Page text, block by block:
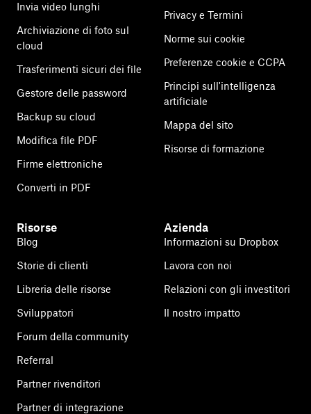
Invia video lunghi
Archiviazione di foto sul
cloud
Trasferimenti sicuri dei file
Gestore delle password
Backup su cloud
Modifica file PDF
Firme elettroniche
Converti in PDF
Privacy e Termini
Norme sui cookie
Preferenze cookie e CCPA
Principi sull'intelligenza
artificiale
Mappa del sito
Risorse di formazione
Risorse
Blog
Storie di clienti
Libreria delle risorse
Sviluppatori
Forum della community
Referral
Partner rivenditori
Partner di integrazione
Azienda
Informazioni su Dropbox
Lavora con noi
Relazioni con gli investitori
Il nostro impatto